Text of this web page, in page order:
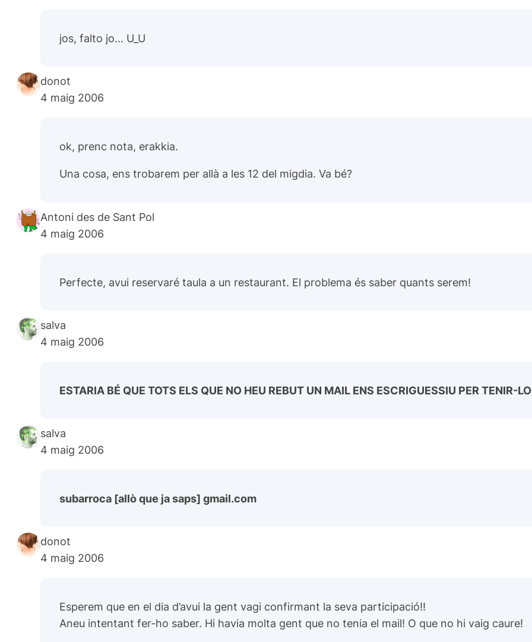
jos, falto jo… U_U
donot
4 maig 2006
ok, prenc nota, erakkia.
Una cosa, ens trobarem per allà a les 12 del migdia. Va bé?
Antoni des de Sant Pol
4 maig 2006
Perfecte, avui reservaré taula a un restaurant. El problema és saber quants serem!
salva
4 maig 2006
ESTARIA BÉ QUE TOTS ELS QUE NO HEU REBUT UN MAIL ENS ESCRIGUESSIU PER TENIR-
salva
4 maig 2006
subarroca [allò que ja saps] gmail.com
donot
4 maig 2006
Esperem que en el dia d’avui la gent vagi confirmant la seva participació!!
Aneu intentant fer-ho saber. Hi havia molta gent que no tenia el mail! O que no hi vaig caure!